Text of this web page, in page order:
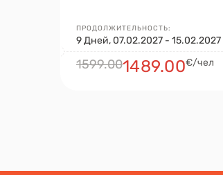
ПРОДОЛЖИТЕЛЬНОСТЬ:
9 Дней, 07.02.2027 - 15.02.2027
1599.001489.00€/чел